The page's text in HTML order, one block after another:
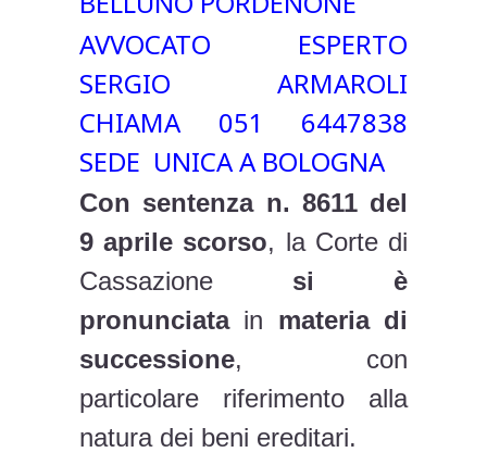
AVVOCATO ESPERTO
SERGIO ARMAROLI
CHIAMA 051 6447838
SEDE UNICA A BOLOGNA
Con sentenza n. 8611 del
9 aprile scorso, la Corte di
Cassazione si è
pronunciatain materia di
successione, con
particolare riferimento alla
natura dei beni ereditari.